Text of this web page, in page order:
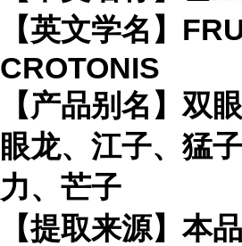
【英文学名】
CROTONIS
【产品别名】双
眼龙、江子、猛
力、芒子
【提取来源】本